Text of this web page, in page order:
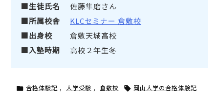
生徒氏名
佐藤隼磨さん
所属校舎
KLCセミナー 倉敷校
出身校
倉敷天城高校
入塾時期
高校２年生冬
 合格体験記 , 大学受験 , 倉敷校  岡山大学の合格体験記